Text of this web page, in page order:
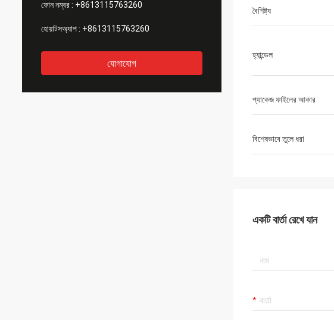
ফোন নম্বর : +8613115763260
হোয়াটসঅ্যাপ : +8613115763260
যোগাযোগ
বৈশিষ্ট্য
হ্যান্ডেল
প্যাকেজ ফাইলের আকার
বিশেষভাবে তুলে ধরা
একটি বার্তা রেখে যান